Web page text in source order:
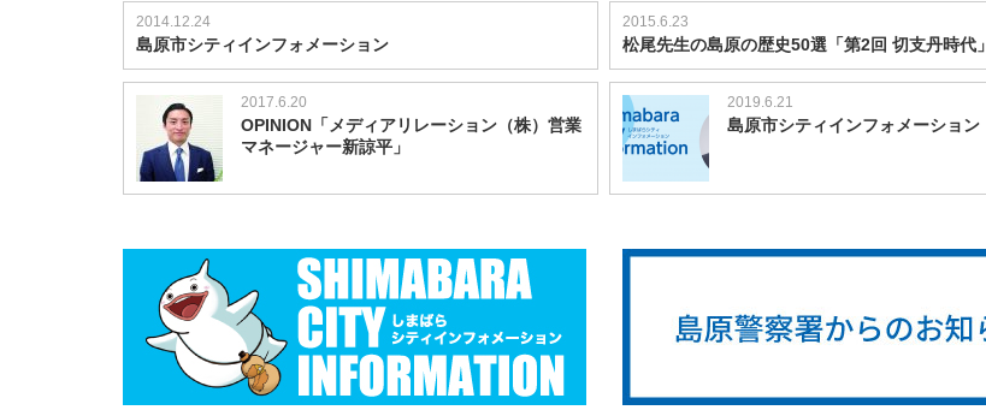
2014.12.24
島原市シティインフォメーション
2015.6.23
松尾先生の島原の歴史50選「第2回 切支丹時代」
2017.6.20
OPINION「メディアリレーション（株）営業
マネージャー新諒平」
2019.6.21
島原市シティインフォメーション